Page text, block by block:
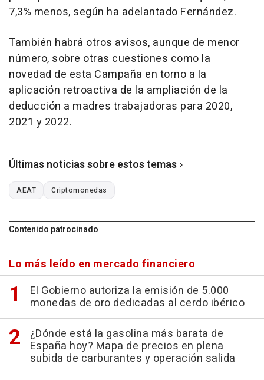
7,3% menos, según ha adelantado Fernández.
También habrá otros avisos, aunque de menor
número, sobre otras cuestiones como la
novedad de esta Campaña en torno a la
aplicación retroactiva de la ampliación de la
deducción a madres trabajadoras para 2020,
2021 y 2022.
Últimas noticias sobre estos temas
AEAT Criptomonedas
Contenido patrocinado
Lo más leído en mercado financiero
El Gobierno autoriza la emisión de 5.000
monedas de oro dedicadas al cerdo ibérico
¿Dónde está la gasolina más barata de
España hoy? Mapa de precios en plena
subida de carburantes y operación salida